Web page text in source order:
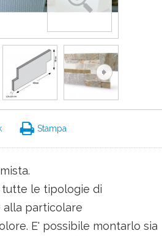
Stampa
le tipologie di
alla particolare
E' possibile montarlo sia